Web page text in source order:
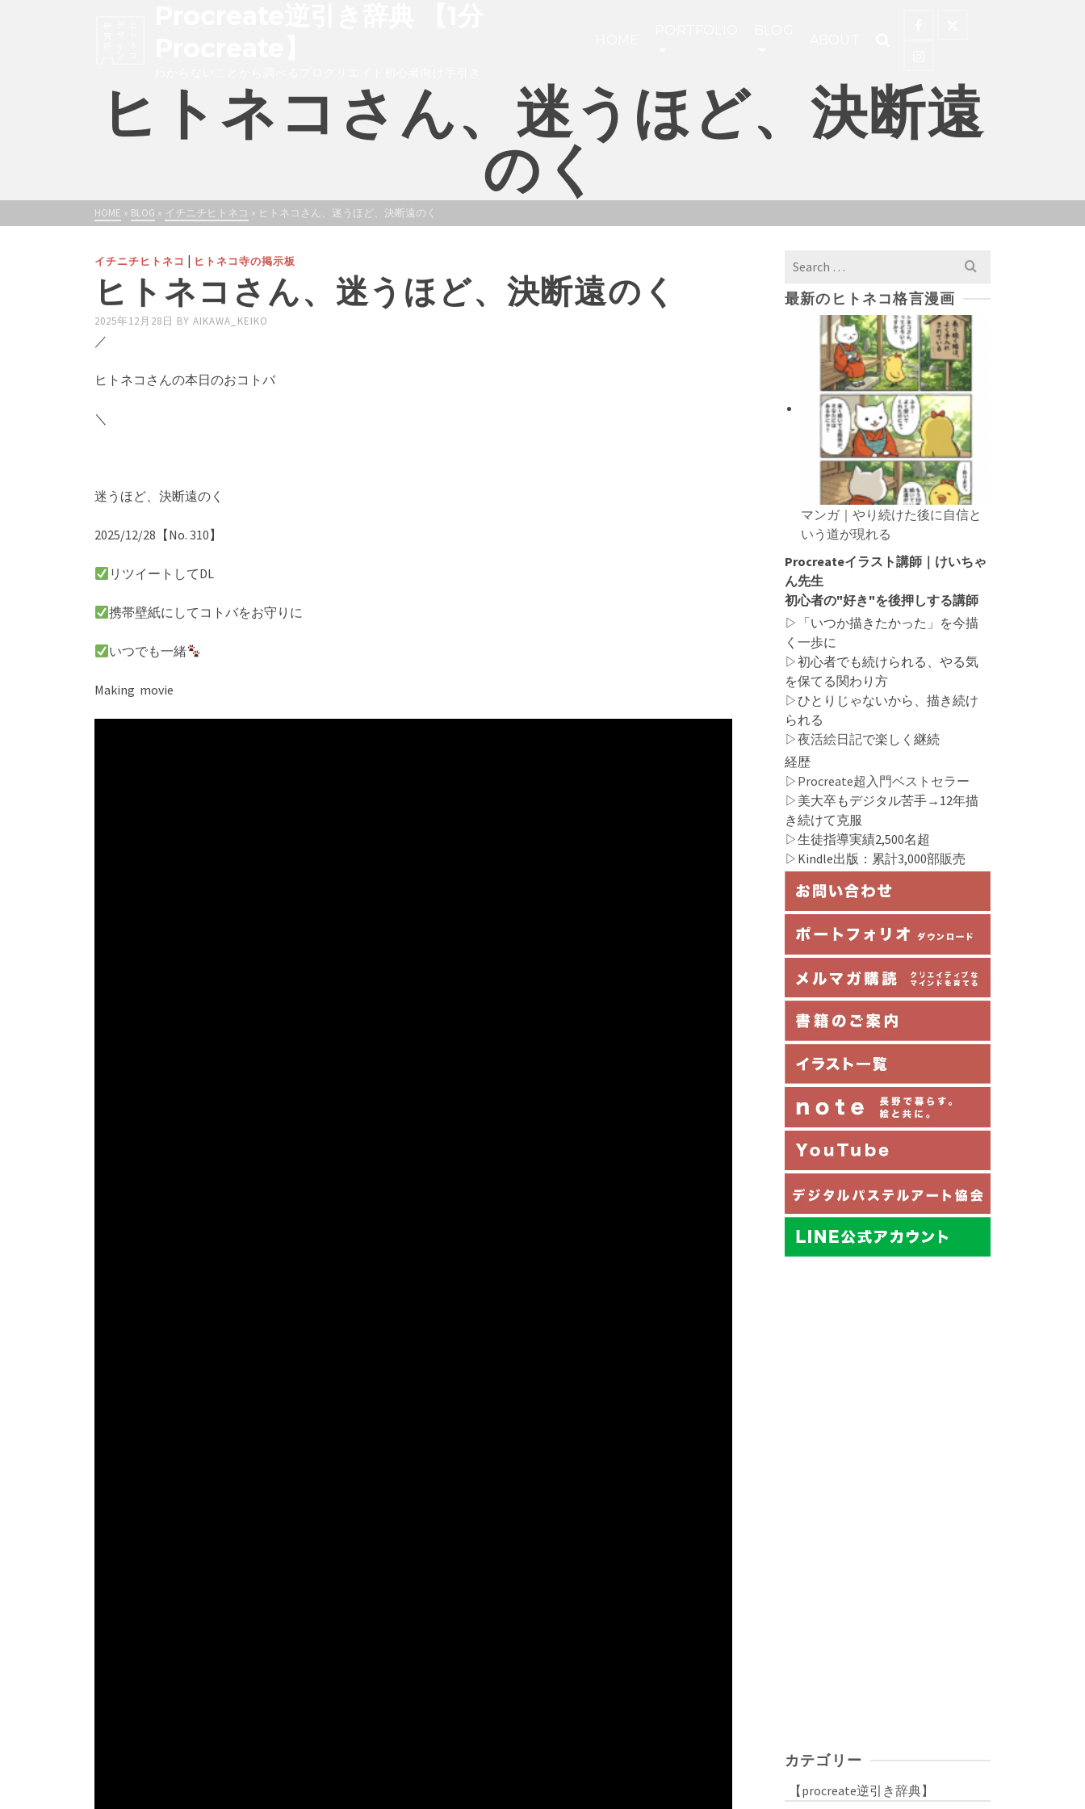
ヒトネコさん、迷うほど、決断遠
のく
HOME » BLOG » イチニチヒトネコ » ヒトネコさん、迷うほど、決断遠のく
イチニチヒトネコ | ヒトネコ寺の掲示板
ヒトネコさん、迷うほど、決断遠のく
2025年12月28日 BY AIKAWA_KEIKO
／
ヒトネコさんの本日のおコトバ
＼
迷うほど、決断遠のく
2025/12/28【No. 310】
リツイートしてDL
携帯壁紙にしてコトバをお守りに
いつでも一緒
Making movie
Search
最新のヒトネコ格言漫画
マンガ｜やり続けた後に自信と
いう道が現れる
Procreateイラスト講師｜けいちゃ
ん先生
初心者の"好き"を後押しする講師
▷「いつか描きたかった」を今描
く一歩に
▷初心者でも続けられる、やる気
を保てる関わり方
▷ひとりじゃないから、描き続け
られる
▷夜活絵日記で楽しく継続
経歴
▷ Procreate超入門ベストセラー
▷美大卒もデジタル苦手→12年描
き続けて克服
▷生徒指導実績2,500名超
▷Kindle出版：累計3,000部販売
カテゴリー
【procreate逆引き辞典】